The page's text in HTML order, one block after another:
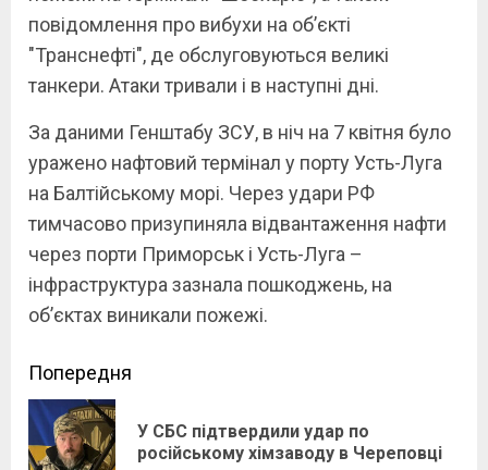
повідомлення про вибухи на об’єкті
"Транснефті", де обслуговуються великі
танкери. Атаки тривали і в наступні дні.
За даними Генштабу ЗСУ, в ніч на 7 квітня було
уражено нафтовий термінал у порту Усть-Луга
на Балтійському морі. Через удари РФ
тимчасово призупиняла відвантаження нафти
через порти Приморськ і Усть-Луга –
інфраструктура зазнала пошкоджень, на
об’єктах виникали пожежі.
Continue
Reading
Попередня
У СБС підтвердили удар по
російському хімзаводу в Череповці